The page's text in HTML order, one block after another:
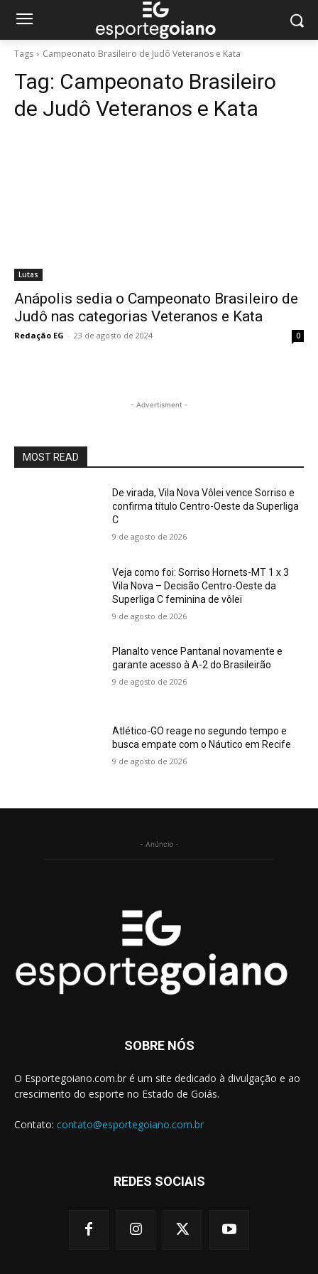
Tags Campeonato Brasileiro de Judô Veteranos e Kata
Tag: Campeonato Brasileiro
de Judô Veteranos e Kata
Lutas
Anápolis sedia o Campeonato Brasileiro de
Judô nas categorias Veteranos e Kata
Redação EG - 23 de agosto de 2024 0
- Advertisment -
MOST READ
De virada, Vila Nova Vôlei vence Sorriso e
confirma título Centro-Oeste da Superliga
C
9 de agosto de 2026
Veja como foi: Sorriso Hornets-MT 1 x 3
Vila Nova – Decisão Centro-Oeste da
Superliga C feminina de vôlei
9 de agosto de 2026
Planalto vence Pantanal novamente e
garante acesso à A-2 do Brasileirão
9 de agosto de 2026
Atlético-GO reage no segundo tempo e
busca empate com o Náutico em Recife
9 de agosto de 2026
- Anúncio -
SOBRE NÓS
O Esportegoiano.com.br é um site dedicado à divulgação e ao
crescimento do esporte no Estado de Goiás.
Contato: contato@esportegoiano.com.br
REDES SOCIAIS